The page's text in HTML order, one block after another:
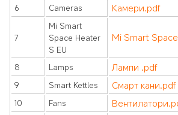
6 Cameras Камери.pdf
7
Mi Smart
Space Heater
S EU
Mi Smart
8 Lamps Лампи .pdf
9 Smart Kettles Смарт кани.pdf
10 Fans